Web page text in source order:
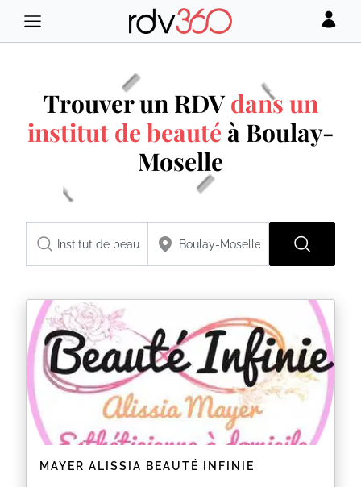
Trouver un RDVdans un
institut de beauté à Boulay-
Moselle
MAYER ALISSIA BEAUTÉ INFINIE